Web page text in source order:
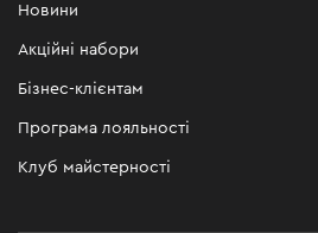
Новини
Акційні набори
Бізнес-клієнтам
Програма лояльності
Клуб майстерності